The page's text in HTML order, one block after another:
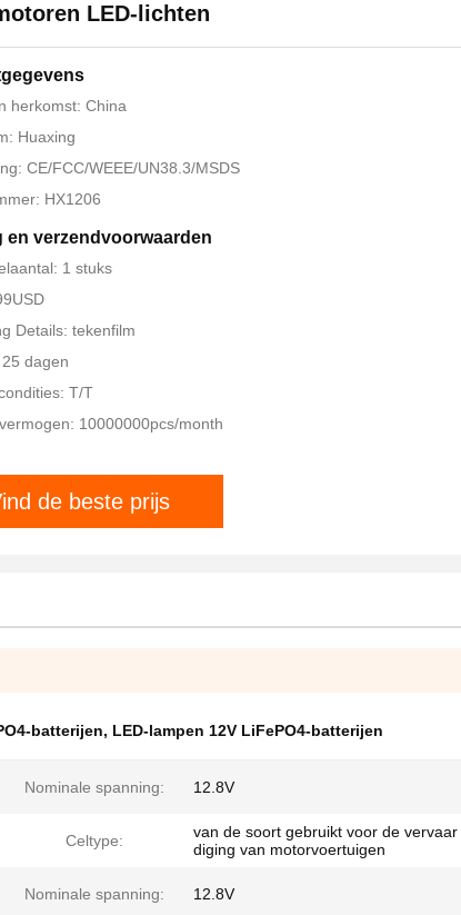
LED-lichten
herkomst: China
Huaxing
CE/FCC/WEEE/UN38.3/MSDS
HX1206
en verzendvoorwaarden
1 stuks
Details: tekenfilm
dagen
T/T
10000000pcs/month
de beste prijs
batterijen, LED-lampen 12V LiFePO4-batterijen
Nominale spanning: 12.8V
Celtype:
van de soort gebruikt voor de vervaar
diging van motorvoertuigen
Nominale spanning: 12.8V